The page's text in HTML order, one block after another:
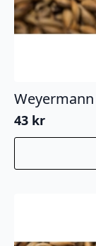
Weyermann
43 kr